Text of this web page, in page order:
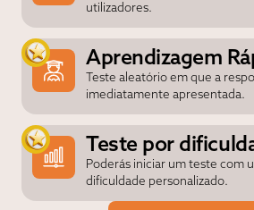
utilizadores.
Aprendizagem
Teste aleatório em que a
imediatamente apresentada.
Teste por
Poderás iniciar um teste com
dificuldade personalizado.